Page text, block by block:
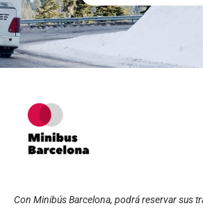
Con Minibús Barcelona, podrá reservar sus